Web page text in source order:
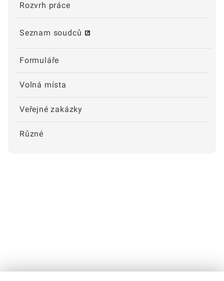
Rozvrh práce
Seznam soudců
Formuláře
Volná místa
Veřejné zakázky
Různé